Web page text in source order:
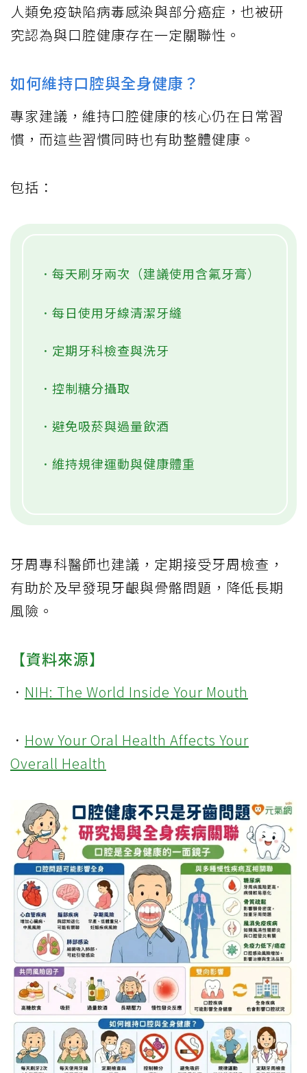
人類免疫缺陷病毒感染與部分癌症，也被研
究認為與口腔健康存在一定關聯性。
如何維持口腔與全身健康？
專家建議，維持口腔健康的核心仍在日常習
慣，而這些習慣同時也有助整體健康。
包括：
．每天刷牙兩次（建議使用含氟牙膏）
．每日使用牙線清潔牙縫
．定期牙科檢查與洗牙
．控制糖分攝取
．避免吸菸與過量飲酒
．維持規律運動與健康體重
牙周專科醫師也建議，定期接受牙周檢查，
有助於及早發現牙齦與骨骼問題，降低長期
風險。
【資料來源】
． NIH: The World Inside Your Mouth
． How Your Oral Health Affects Your
Overall Health